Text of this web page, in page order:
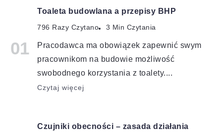
Toaleta budowlana a przepisy BHP
796 Razy Czytano 3 Min Czytania
Pracodawca ma obowiązek zapewnić swym
pracownikom na budowie możliwość
swobodnego korzystania z toalety....
Czytaj więcej
Czujniki obecności – zasada działania